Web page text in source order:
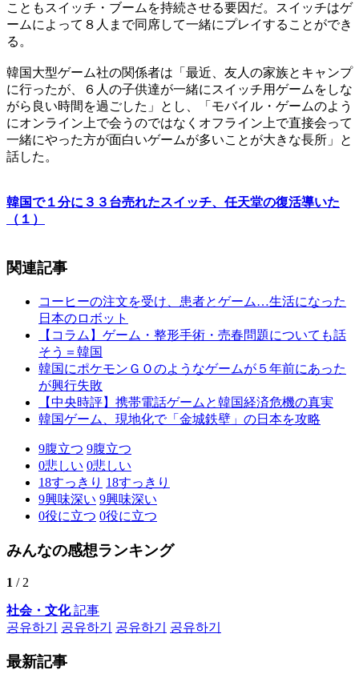
こともスイッチ・ブームを持続させる要因だ。スイッチはゲ
ームによって８人まで同席して一緒にプレイすることができ
る。
韓国大型ゲーム社の関係者は「最近、友人の家族とキャンプ
に行ったが、６人の子供達が一緒にスイッチ用ゲームをしな
がら良い時間を過ごした」とし、「モバイル・ゲームのよう
にオンライン上で会うのではなくオフライン上で直接会って
一緒にやった方が面白いゲームが多いことが大きな長所」と
話した。
韓国で１分に３３台売れたスイッチ、任天堂の復活導いた
（１）
関連記事
コーヒーの注文を受け、患者とゲーム…生活になった
日本のロボット
【コラム】ゲーム・整形手術・売春問題についても話
そう＝韓国
韓国にポケモンＧＯのようなゲームが５年前にあった
が興行失敗
【中央時評】携帯電話ゲームと韓国経済危機の真実
韓国ゲーム、現地化で「金城鉄壁」の日本を攻略
9腹立つ 9腹立つ
0悲しい 0悲しい
18すっきり 18すっきり
9興味深い 9興味深い
0役に立つ 0役に立つ
みんなの感想ランキング
1 / 2
社会・文化記事
공유하기
공유하기 공유하기 공유하기
最新記事